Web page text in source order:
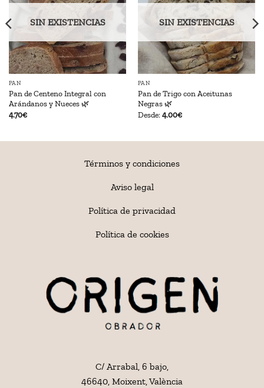
SIN EXISTENCIAS
PAN
Pan de Centeno Integral con
Arándanos y Nueces 🌿
4.70€
SIN EXISTENCIAS
PAN
Pan de Trigo con Aceitunas
Negras 🌿
Desde:4.00€
Términos y condiciones
Aviso legal
Política de privacidad
Política de cookies
C/ Arrabal, 6 bajo,
46640, Moixent, València